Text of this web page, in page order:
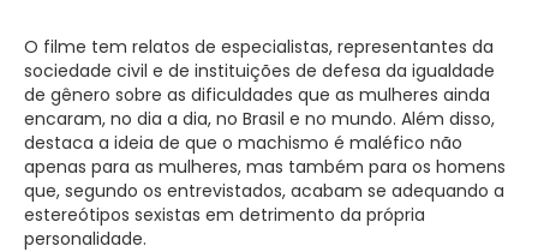
O filme tem relatos de especialistas, representantes da
sociedade civil e de instituições de defesa da igualdade
de gênero sobre as dificuldades que as mulheres ainda
encaram, no dia a dia, no Brasil e no mundo. Além disso,
destaca a ideia de que o machismo é maléfico não
apenas para as mulheres, mas também para os homens
que, segundo os entrevistados, acabam se adequando a
estereótipos sexistas em detrimento da própria
personalidade.